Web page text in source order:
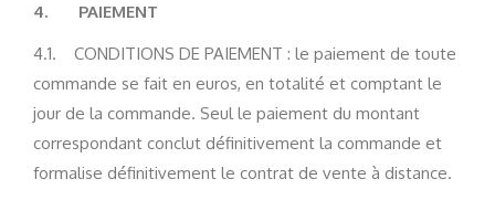
4. PAIEMENT
4.1. CONDITIONS DE PAIEMENT : le paiement de toute
commande se fait en euros, en totalité et comptant le
jour de la commande. Seul le paiement du montant
correspondant conclut définitivement la commande et
formalise définitivement le contrat de vente à distance.